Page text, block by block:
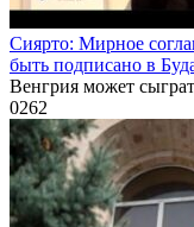
Сиярто: Мирное
быть подписано в
Венгрия может
0262